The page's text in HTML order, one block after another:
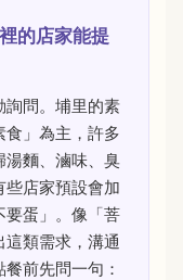
的店家能提
詢問。埔里的素
」為主，許多
湯麵、滷味、臭
店家預設會加
要蛋」。像「菩
類需求，溝通
前先問一句：